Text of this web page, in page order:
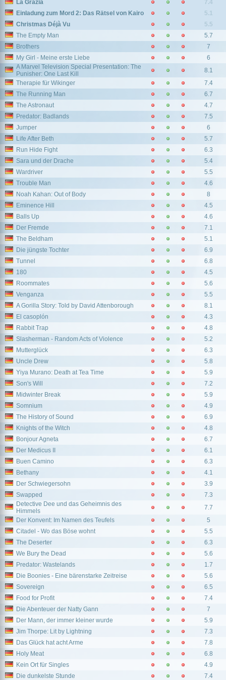
La Grazia
7.4
Einladung zum Mord 2: Das Rätsel von Kairo
5.1
Christmas Déjà Vu
5.5
The Empty Man
5.7
Brothers
7
My Girl - Meine erste Liebe
6
A Marvel Television Special Presentation: The
Punisher: One Last Kill
8.1
Therapie für Wikinger
7.4
The Running Man
6.7
The Astronaut
4.7
Predator: Badlands
7.5
Jumper
6
Life After Beth
5.7
Run Hide Fight
6.3
Sara und der Drache
5.4
Wardriver
5.5
Trouble Man
4.6
Noah Kahan: Out of Body
8
Eminence Hill
4.5
Balls Up
4.6
Der Fremde
7.1
The Beldham
5.1
Die jüngste Tochter
6.9
Tunnel
6.8
180
4.5
Roommates
5.6
Venganza
5.5
A Gorilla Story: Told by David Attenborough
8.1
El casoplón
4.3
Rabbit Trap
4.8
Slasherman - Random Acts of Violence
5.2
Mutterglück
6.3
Uncle Drew
5.8
Yiya Murano: Death at Tea Time
5.9
Son's Will
7.2
Midwinter Break
5.9
Somnium
4.9
The History of Sound
6.9
Knights of the Witch
4.8
Bonjour Agneta
6.7
Der Medicus II
6.1
Buen Camino
6.3
Bethany
4.1
Der Schwiegersohn
3.9
Swapped
7.3
Detective Dee und das Geheimnis des
Himmels
7.7
Der Konvent: Im Namen des Teufels
5
Citadel - Wo das Böse wohnt
5.5
The Deserter
6.3
We Bury the Dead
5.6
Predator: Wastelands
1.7
Die Boonies - Eine bärenstarke Zeitreise
5.6
Sovereign
6.5
Food for Profit
7.4
Die Abenteuer der Natty Gann
7
Der Mann, der immer kleiner wurde
5.9
Jim Thorpe: Lit by Lightning
7.3
Das Glück hat acht Arme
7.8
Holy Meat
6.8
Kein Ort für Singles
4.9
Die dunkelste Stunde
7.4